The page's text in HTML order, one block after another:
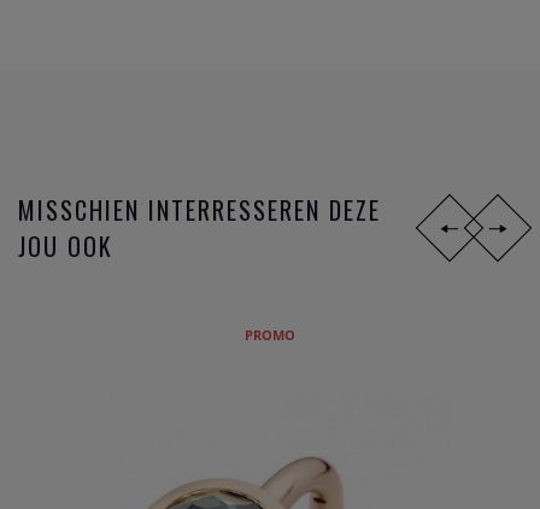
MISSCHIEN INTERRESSEREN DEZE
JOU OOK
PROMO